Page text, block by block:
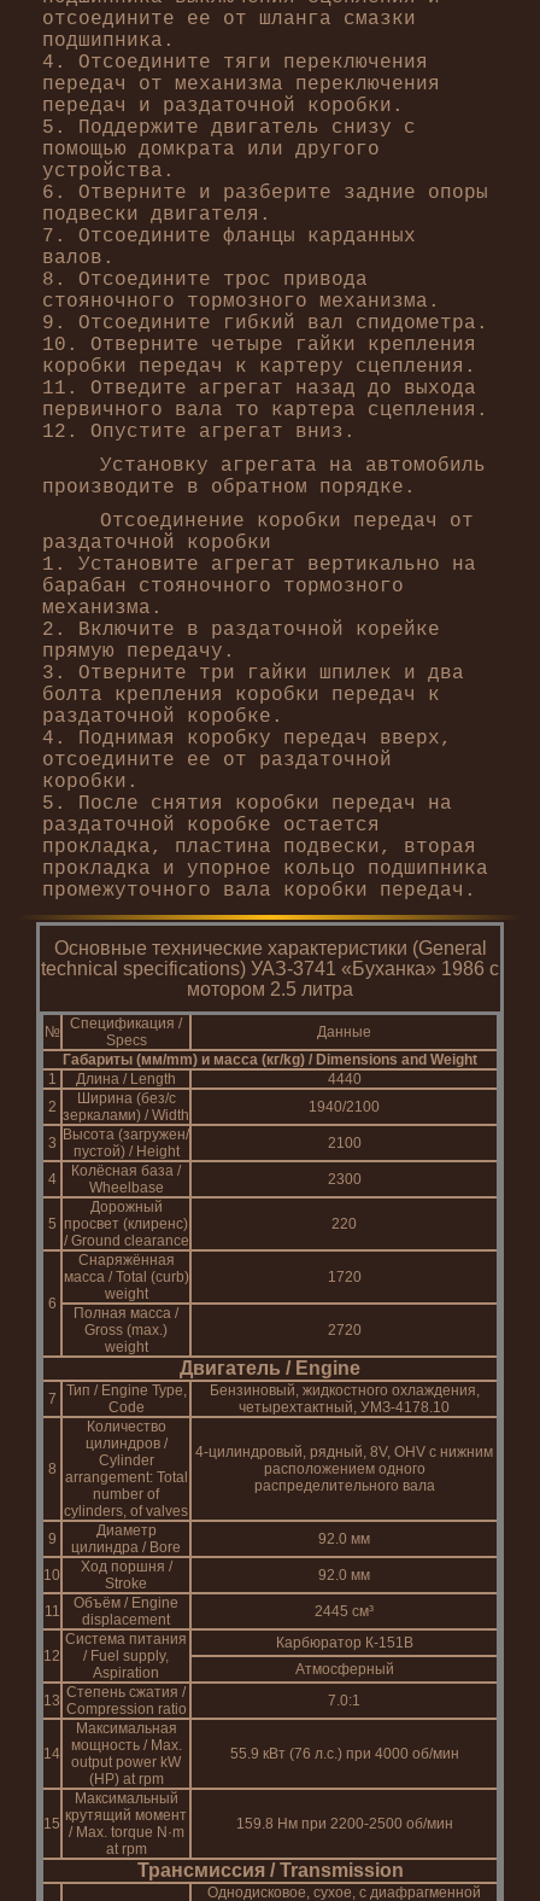
отсоедините ее от шланга смазки
подшипника.
4. Отсоедините тяги переключения
передач от механизма переключения
передач и раздаточной коробки.
5. Поддержите двигатель снизу с
помощью домкрата или другого
устройства.
6. Отверните и разберите задние опоры
подвески двигателя.
7. Отсоедините фланцы карданных
валов.
8. Отсоедините трос привода
стояночного тормозного механизма.
9. Отсоедините гибкий вал спидометра.
10. Отверните четыре гайки крепления
коробки передач к картеру сцепления.
11. Отведите агрегат назад до выхода
первичного вала то картера сцепления.
12. Опустите агрегат вниз.
Установку агрегата на автомобиль
производите в обратном порядке.
Отсоединение коробки передач от
раздаточной коробки
1. Установите агрегат вертикально на
барабан стояночного тормозного
механизма.
2. Включите в раздаточной корейке
прямую передачу.
3. Отверните три гайки шпилек и два
болта крепления коробки передач к
раздаточной коробке.
4. Поднимая коробку передач вверх,
отсоедините ее от раздаточной
коробки.
5. После снятия коробки передач на
раздаточной коробке остается
прокладка, пластина подвески, вторая
прокладка и упорное кольцо подшипника
промежуточного вала коробки передач.
Основные технические характеристики (General
technical specifications) УАЗ-3741 «Буханка» 1986 с
мотором 2.5 литра
№
Спецификация /
Specs
Данные
Габариты (мм/mm) и масса (кг/kg) / Dimensions and Weight
1
Длина / Length
4440
2
Ширина (без/с
зеркалами) / Width
1940/2100
3 Высота (загружен/
пустой) / Height
2100
4
Колёсная база /
Wheelbase
2300
5
Дорожный
просвет (клиренс)
/ Ground clearance
220
6
Снаряжённая
масса / Total (curb)
weight
1720
Полная масса /
Gross (max.)
weight
2720
Двигатель / Engine
7
Тип / Engine Type,
Code
Бензиновый, жидкостного охлаждения,
четырехтактный, УМЗ-4178.10
8
Количество
цилиндров /
Cylinder
arrangement: Total
number of
cylinders, of valves
4-цилиндровый, рядный, 8V, OHV с нижним
расположением одного
распределительного вала
9
Диаметр
цилиндра / Bore
92.0 мм
10
Ход поршня /
Stroke
92.0 мм
11
Объём / Engine
displacement
2445 см³
12
Система питания
/ Fuel supply,
Aspiration
Карбюратор К-151В
Атмосферный
13 Степень сжатия /
Compression ratio
7.0:1
14
Максимальная
мощность / Max.
output power kW
(HP) at rpm
55.9 кВт (76 л.с.) при 4000 об/мин
15
Максимальный
крутящий момент
/ Max. torque N·m
at rpm
159.8 Нм при 2200-2500 об/мин
Трансмиссия / Transmission
Однодисковое, сухое, с диафрагменной